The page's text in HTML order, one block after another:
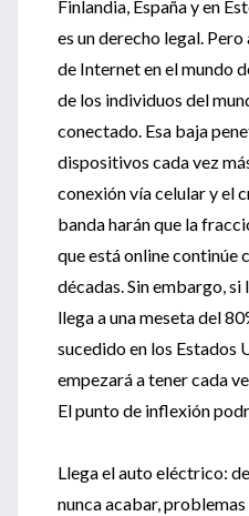
Finlandia, España y en
es un derecho legal.
de Internet en el mundo
de los individuos del
conectado. Esa baja
dispositivos cada vez
conexión vía celular y el
banda harán que la
que está online continúe
décadas. Sin embargo,
llega a una meseta del
sucedido en los Estados
empezará a tener cada
El punto de inflexión
Llega el auto eléctrico:
nunca acabar,